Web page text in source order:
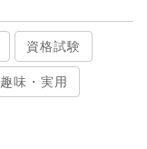
資格試験
趣味・実用